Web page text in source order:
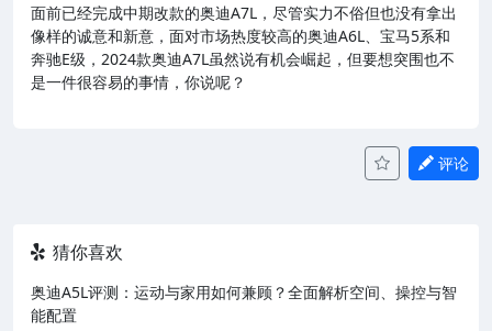
面前已经完成中期改款的奥迪A7L，尽管实力不俗但也没有拿出
像样的诚意和新意，面对市场热度较高的奥迪A6L、宝马5系和
奔驰E级，2024款奥迪A7L虽然说有机会崛起，但要想突围也不
是一件很容易的事情，你说呢？
评论
猜你喜欢
奥迪A5L评测：运动与家用如何兼顾？全面解析空间、操控与智
能配置